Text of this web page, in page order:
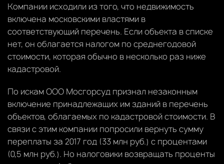
Компании исходили из того, что недвижимость
включена московскими властями в
соответствующий перечень. Если объекта в списке
нет, он облагается налогом по среднегодовой
стоимости, которая обычно в несколько раз ниже
кадастровой.
По искам ООО Мосгорсуд признал незаконным
включение принадлежащих им зданий в перечень
объектов, облагаемых по кадастровой стоимости. В
связи с этим компании попросили вернуть сумму
переплаты за 2017 год (33 млн руб.) с процентами
(0,5 млн руб.). Но налоговики возвращать проценты